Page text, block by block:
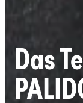
Das